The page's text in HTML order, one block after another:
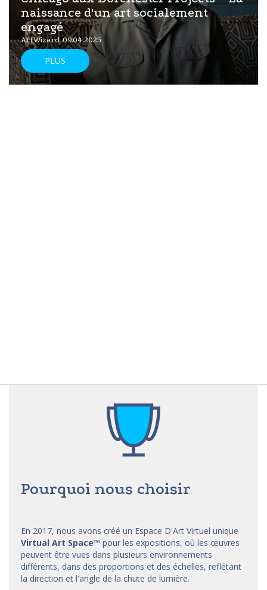
naissance d'un art socialement
engagé
ArtWizard 09.04.2025
PLUS
Pourquoi nous choisir
En 2017, nous avons créé un Espace D'Art Virtuel unique
Virtual Art Space™ pour les expositions, où les œuvres
peuvent être vues dans plusieurs environnements
différents, dans des proportions et des échelles, reflétant
la direction et l'angle de la chute de lumière.